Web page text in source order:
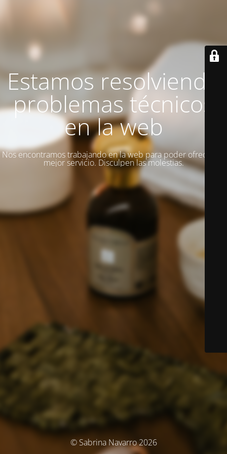
Estamos resolviendo
problemas técnicos
en la web
Nos encontramos trabajando en la web para poder ofrecer un
mejor servicio. Disculpen las molestias.
© Sabrina Navarro 2026